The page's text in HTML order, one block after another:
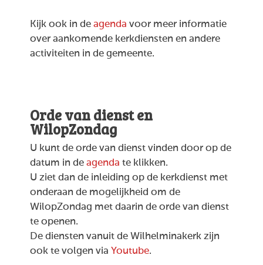
Kijk ook in de agenda voor meer informatie
over aankomende kerkdiensten en andere
activiteiten in de gemeente.
Orde van dienst en
WilopZondag
U kunt de orde van dienst vinden door op de
datum in de agenda te klikken.
U ziet dan de inleiding op de kerkdienst met
onderaan de mogelijkheid om de
WilopZondag met daarin de orde van dienst
te openen.
De diensten vanuit de Wilhelminakerk zijn
ook te volgen via Youtube.